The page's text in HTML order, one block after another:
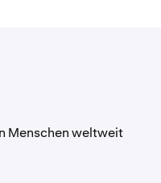
Menschen weltweit